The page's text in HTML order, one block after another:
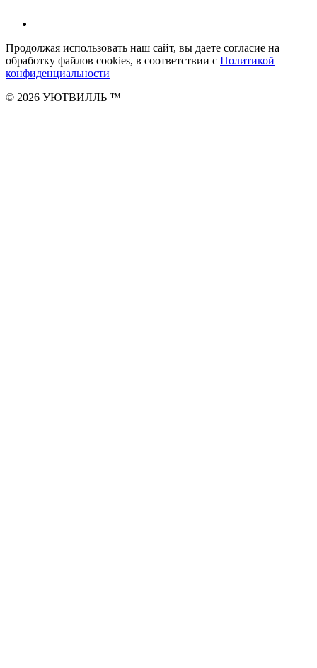
Продолжая использовать наш сайт, вы даете согласие на
обработку файлов cookies, в соответствии с Политикой
конфиденциальности
© 2026 УЮТВИЛЛЬ ™